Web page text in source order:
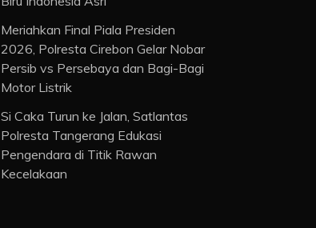
Meriahkan Final Piala Presiden
2026, Polresta Cirebon Gelar Nobar
Persib vs Persebaya dan Bagi-Bagi
Motor Listrik
Si Caka Turun ke Jalan, Satlantas
Polresta Tangerang Edukasi
Pengendara di Titik Rawan
Kecelakaan